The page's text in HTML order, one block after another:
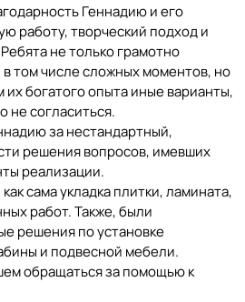
Геннадию и его
работу, творческий подход и
не только грамотно
том числе сложных моментов, но
богатого опыта иные варианты,
не согласиться.
за нестандартный,
решения вопросов, имевших
реализации.
сама укладка плитки, ламината,
работ. Также, были
решения по установке
и подвесной мебели.
обращаться за помощью к